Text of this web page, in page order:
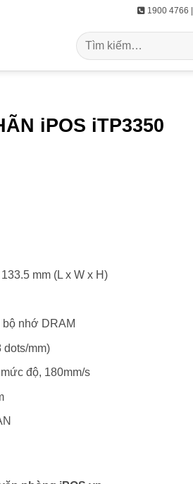
1900 4766 |
Tìm
kiếm:
iPOS iTP3350
mm (L x W x H)
bộ nhớ DRAM
dots/mm)
độ, 180mm/s